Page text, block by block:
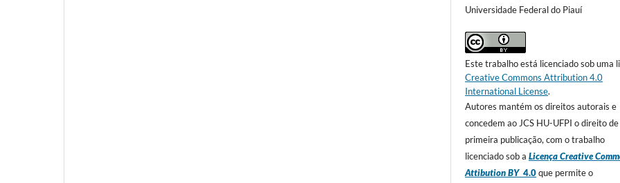
Universidade Federal do Piauí
Este trabalho está licenciado sob uma
Creative Commons Attribution 4.0
International License.
Autores mantém os direitos autorais e
concedem ao JCS HU-UFPI o direito de
primeira publicação, com o trabalho
licenciado sob aLicença Creative
Attibution BY4.0que permite o